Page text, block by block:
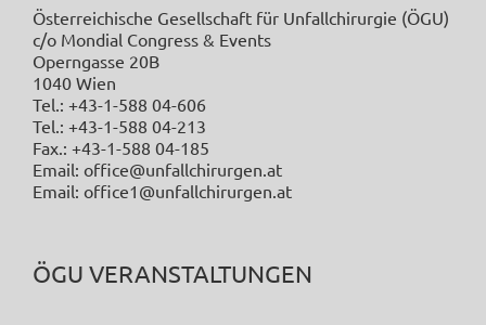
Österreichische Gesellschaft für Unfallchirurgie (ÖGU)
c/o Mondial Congress & Events
Operngasse 20B
1040 Wien
Tel.: +43-1-588 04-606
Tel.: +43-1-588 04-213
Fax.: +43-1-588 04-185
Email: office@unfallchirurgen.at
Email: office1@unfallchirurgen.at
ÖGU VERANSTALTUNGEN